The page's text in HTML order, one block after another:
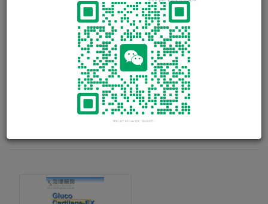
健骼康寶強骨片 Extreem Gluco
健骼康寶強骨片含兩種活性成份Glucosamine(胺基葡萄糖)及
Chondroitin(軟骨素)，能有效強化骨骼和保護與増加軟骨組